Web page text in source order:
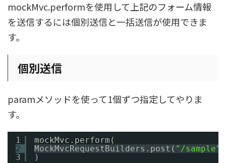
mockMvc.performを使用して上記のフォーム情報
を送信するには個別送信と一括送信が使用できま
す。
個別送信
paramメソッドを使って1個ずつ指定してやりま
す。
1
2
3
mockMvc.perform(
MockMvcRequestBuilders.post( "/sample"
)